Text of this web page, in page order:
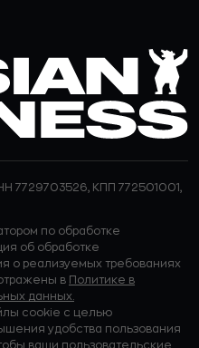
7729703526, КПП 772501001,
по обработке
об обработке
о реализуемых требованиях
в Политике в
данных.
cookie с целью
удобства пользования
ваши пользовательские